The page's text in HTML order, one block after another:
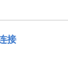
接